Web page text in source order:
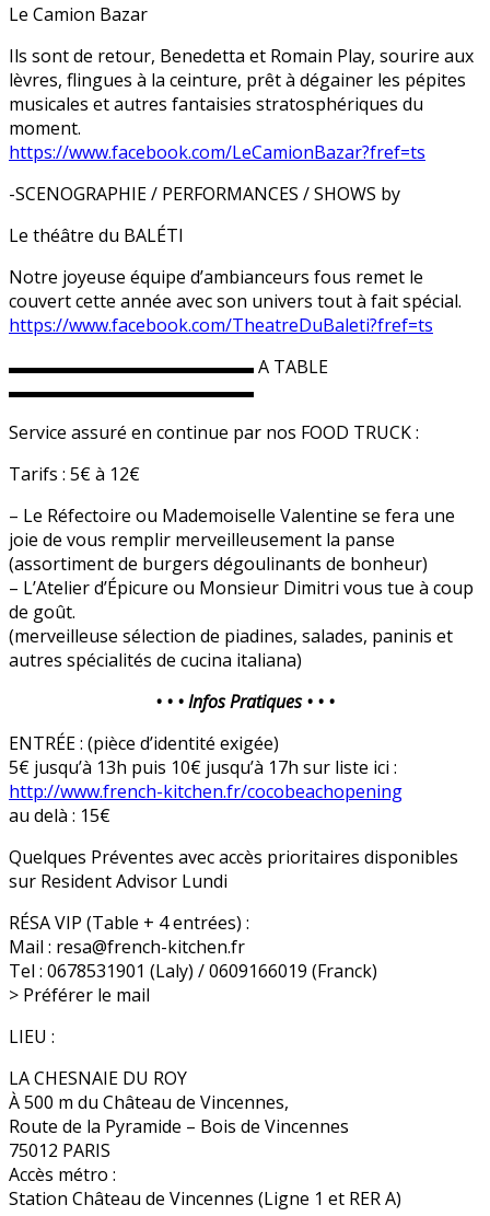
Le Camion Bazar
Ils sont de retour, Benedetta et Romain Play, sourire aux
lèvres, flingues à la ceinture, prêt à dégainer les pépites
musicales et autres fantaisies stratosphériques du
moment.
https://www.facebook.com/LeCamionBazar?fref=ts
-SCENOGRAPHIE / PERFORMANCES / SHOWS by
Le théâtre du BALÉTI
Notre joyeuse équipe d’ambianceurs fous remet le
couvert cette année avec son univers tout à fait spécial.
https://www.facebook.com/TheatreDuBaleti?fref=ts
▬▬▬▬▬▬▬▬▬▬▬▬▬▬ A TABLE
▬▬▬▬▬▬▬▬▬▬▬▬▬▬
Service assuré en continue par nos FOOD TRUCK :
Tarifs : 5€ à 12€
– Le Réfectoire ou Mademoiselle Valentine se fera une
joie de vous remplir merveilleusement la panse
(assortiment de burgers dégoulinants de bonheur)
– L’Atelier d’Épicure ou Monsieur Dimitri vous tue à coup
de goût.
(merveilleuse sélection de piadines, salades, paninis et
autres spécialités de cucina italiana)
• • • Infos Pratiques • • •
ENTRÉE : (pièce d’identité exigée)
5€ jusqu’à 13h puis 10€ jusqu’à 17h sur liste ici :
http://www.french-kitchen.fr/cocobeachopening
au delà : 15€
Quelques Préventes avec accès prioritaires disponibles
sur Resident Advisor Lundi
RÉSA VIP (Table + 4 entrées) :
Mail : resa@french-kitchen.fr
Tel : 0678531901 (Laly) / 0609166019 (Franck)
> Préférer le mail
LIEU :
LA CHESNAIE DU ROY
À 500 m du Château de Vincennes,
Route de la Pyramide – Bois de Vincennes
75012 PARIS
Accès métro :
Station Château de Vincennes (Ligne 1 et RER A)